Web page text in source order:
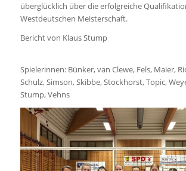
überglücklich über die erfolgreiche
Westdeutschen Meisterschaft.
Bericht von Klaus Stump
Spielerinnen: Bünker, van Clewe, Fels, Maier,
Schulz, Simson, Skibbe, Stockhorst, Topic,
Stump, Vehns